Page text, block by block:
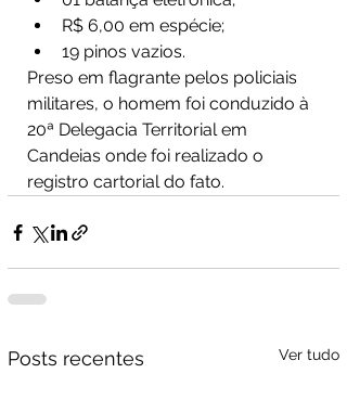
R$ 6,00 em espécie;
19 pinos vazios.
Preso em flagrante pelos policiais
militares, o homem foi conduzido à
20ª Delegacia Territorial em
Candeias onde foi realizado o
registro cartorial do fato.
Posts recentes Ver tudo